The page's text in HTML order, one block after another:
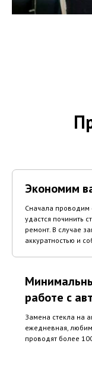
Экономим
Сначала проводим
удастся починить
ремонт. В случае
аккуратностью и
работе с
Замена стекла на
ежедневная,
проводят более